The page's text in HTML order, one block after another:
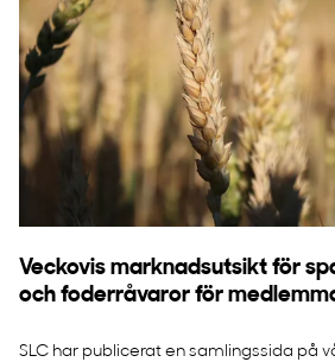
Veckovis marknadsutsikt för
och foderråvaror för
SLC har publicerat en samlingssida på